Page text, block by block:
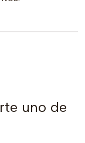
uno de